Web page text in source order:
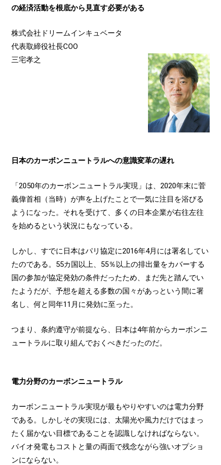
の経済活動を根底から見直す必要がある
株式会社ドリームインキュベータ
代表取締役社長COO
三宅孝之
日本のカーボンニュートラルへの意識変革の遅れ
「2050年のカーボンニュートラル実現」は、2020年末に菅
義偉首相（当時）が声を上げたことで一気に注目を浴びる
ようになった。それを受けて、多くの日本企業が右往左往
を始めるという状況にもなっている。
しかし、すでに日本はパリ協定に2016年4月には署名してい
たのである。55カ国以上、55％以上の排出量をカバーする
国の参加が協定発効の条件だったため、まだ先と踏んでい
たようだが、予想を超える多数の国々があっという間に署
名し、何と同年11月に発効に至った。
つまり、条約遵守が前提なら、日本は4年前からカーボンニ
ュートラルに取り組んでおくべきだったのだ。
電力分野のカーボンニュートラル
カーボンニュートラル実現が最もやりやすいのは電力分野
である。しかしその実現には、太陽光や風力だけではまっ
たく届かない目標であることを認識しなければならない。
バイオ発電もコストと量の両面で残念ながら強いオプショ
ンにならない。